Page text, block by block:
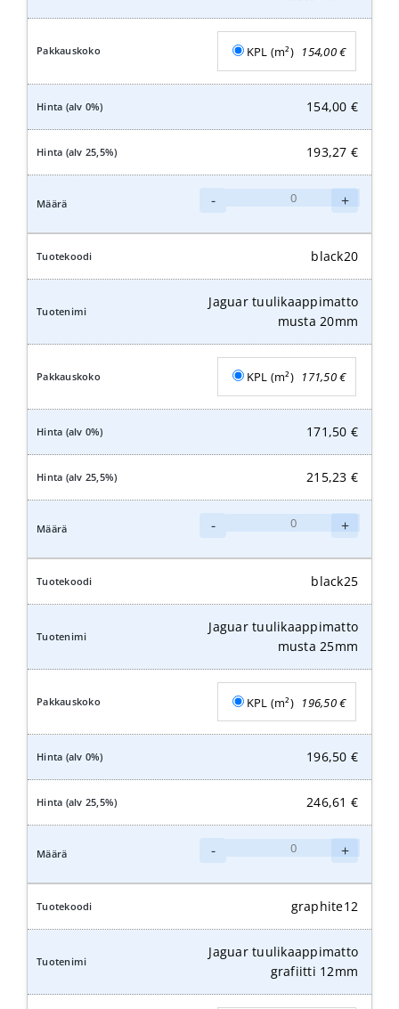
KPL (m²) 154,00€
154,00 €
193,27 €
-
musta
+
black20
Jaguar tuulikaappimatto
musta 20mm
KPL (m²) 171,50€
171,50 €
215,23 €
-
musta
määrä
+
black25
Jaguar tuulikaappimatto
musta 25mm
KPL (m²) 196,50€
196,50 €
246,61 €
-
musta
määrä
+
graphite12
Jaguar tuulikaappimatto
grafiitti 12mm